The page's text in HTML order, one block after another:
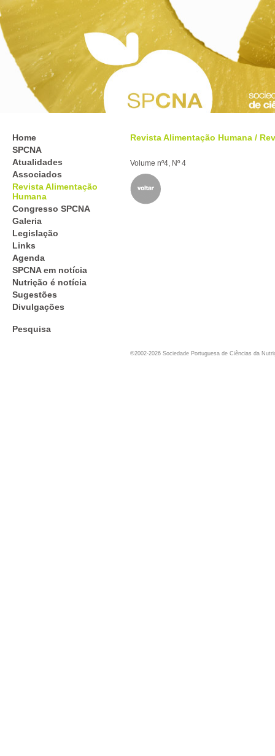
Home
SPCNA
Atualidades
Associados
Revista Alimentação
Humana
Congresso SPCNA
Galeria
Legislação
Links
Agenda
SPCNA em notícia
Nutrição é notícia
Sugestões
Divulgações
Pesquisa
Revista Alimentação Humana /
Volume nº4, Nº 4
©2002-2026 Sociedade Portuguesa de Ciências da